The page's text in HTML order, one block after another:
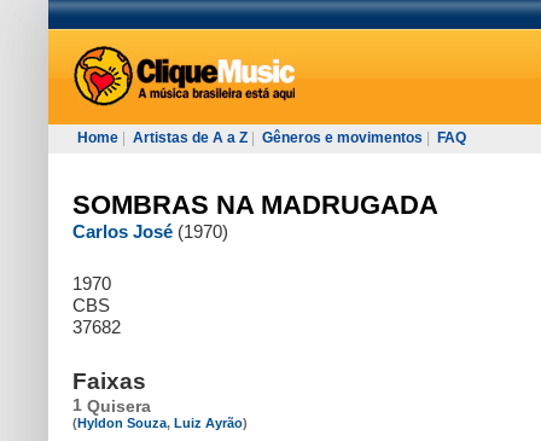
Home Artistas de A a Z Gêneros e movimentos FAQ
SOMBRAS NA MADRUGADA
Carlos José (1970)
1970
CBS
37682
Faixas
1 Quisera
(Hyldon Souza, Luiz Ayrão)